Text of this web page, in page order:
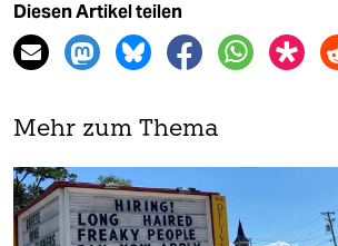
Diesen Artikel teilen
Mehr zum Thema